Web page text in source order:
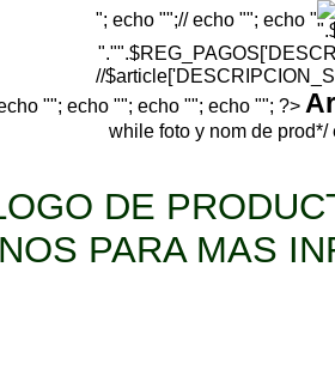
"; echo "";//echo ""; echo "
"."
//
""; echo ""; echo ""; echo ""; ?>
while foto y nom de prod*/
DE
PARA MAS